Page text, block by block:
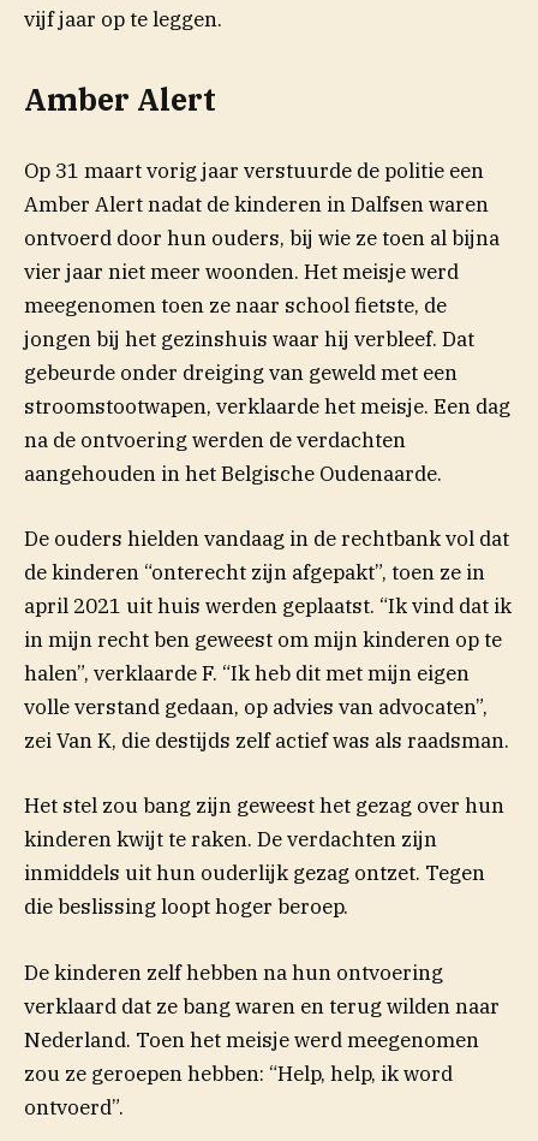
vijf jaar op te leggen.
Amber Alert
Op 31 maart vorig jaar verstuurde de politie een
Amber Alert nadat de kinderen in Dalfsen waren
ontvoerd door hun ouders, bij wie ze toen al bijna
vier jaar niet meer woonden. Het meisje werd
meegenomen toen ze naar school fietste, de
jongen bij het gezinshuis waar hij verbleef. Dat
gebeurde onder dreiging van geweld met een
stroomstootwapen, verklaarde het meisje. Een dag
na de ontvoering werden de verdachten
aangehouden in het Belgische Oudenaarde.
De ouders hielden vandaag in de rechtbank vol dat
de kinderen “onterecht zijn afgepakt”, toen ze in
april 2021 uit huis werden geplaatst. “Ik vind dat ik
in mijn recht ben geweest om mijn kinderen op te
halen”, verklaarde F. “Ik heb dit met mijn eigen
volle verstand gedaan, op advies van advocaten”,
zei Van K, die destijds zelf actief was als raadsman.
Het stel zou bang zijn geweest het gezag over hun
kinderen kwijt te raken. De verdachten zijn
inmiddels uit hun ouderlijk gezag ontzet. Tegen
die beslissing loopt hoger beroep.
De kinderen zelf hebben na hun ontvoering
verklaard dat ze bang waren en terug wilden naar
Nederland. Toen het meisje werd meegenomen
zou ze geroepen hebben: “Help, help, ik word
ontvoerd”.